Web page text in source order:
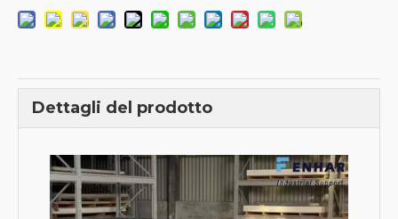
Dettagli del prodotto